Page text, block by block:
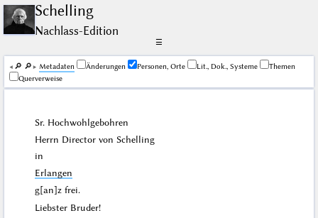
Schelling
Nachlass-Edition
☰
🔎︎ 🔎︎ Me­ta­da­ten Änderungen Personen, Orte Lit., Dok., Systeme
Themen
Querverweise
Sr. Hochwohlgebohren
Herrn Director von Schelling
in
Erlangen
g[an]z frei.
Liebster Bruder!